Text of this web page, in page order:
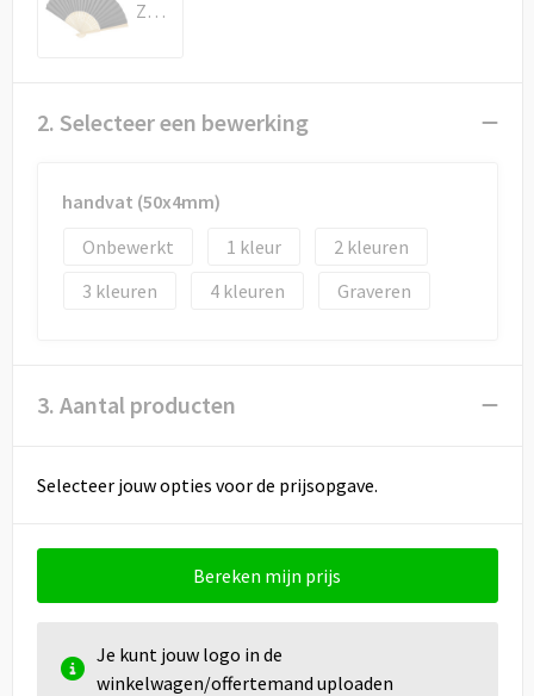
Strandtassen
Duffeltassen
Goodiebags
Zwart
2. Selecteer een bewerking
handvat (50x4mm)
Onbewerkt
1
2
3
4 Graveren
3. Aantal producten
Selecteer jouw opties voor de prijsopgave.
Bereken mijn prijs
Je kunt jouw logo in de
winkelwagen/offertemand uploaden